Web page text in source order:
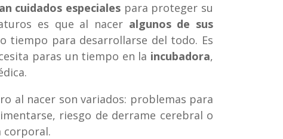
cuidados especiales para proteger su
es que al nacer algunos de sus
tiempo para desarrollarse del todo. Es
paras un tiempo en la incubadora,
al nacer son variados: problemas para
riesgo de derrame cerebral o
corporal.